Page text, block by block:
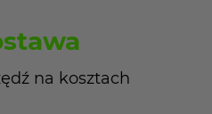
na kosztach